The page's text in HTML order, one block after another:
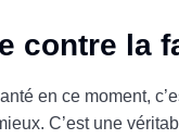
contre la
en ce moment,
C’est une